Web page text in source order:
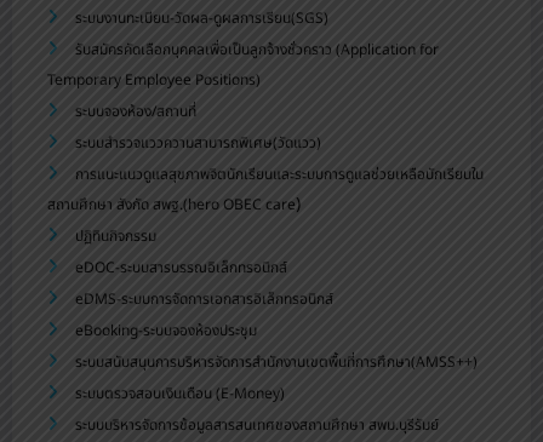
ระบบงานทะเบียน-วัดผล-ดูผลการเรียน(SGS)
รับสมัครคัดเลือกบุคคลเพื่อเป็นลูกจ้างชั่วคราว (Application for
Temporary Employee Positions)
ระบบจองห้อง/สถานที่
ระบบสำรวจแววความสามารถพิเศษ(วัดแวว)
การแนะแนวดูแลสุขภาพจิตนักเรียนและระบบการดูแลช่วยเหลือนักเรียนใน
สถานศึกษา สังกัด สพฐ.(hero OBEC care)
ปฏิทินกิจกรรม
eDOC-ระบบสารบรรณอิเล็กทรอนิกส์
eDMS-ระบบการจัดการเอกสารอิเล็กทรอนิกส์
eBooking-ระบบจองห้องประชุม
ระบบสนับสนุนการบริหารจัดการสำนักงานเขตพื้นที่การศึกษา(AMSS++)
ระบบตรวจสอบเงินเดือน (E-Money)
ระบบบริหารจัดการข้อมูลสารสนเทศของสถานศึกษา สพม.บุรีรัมย์